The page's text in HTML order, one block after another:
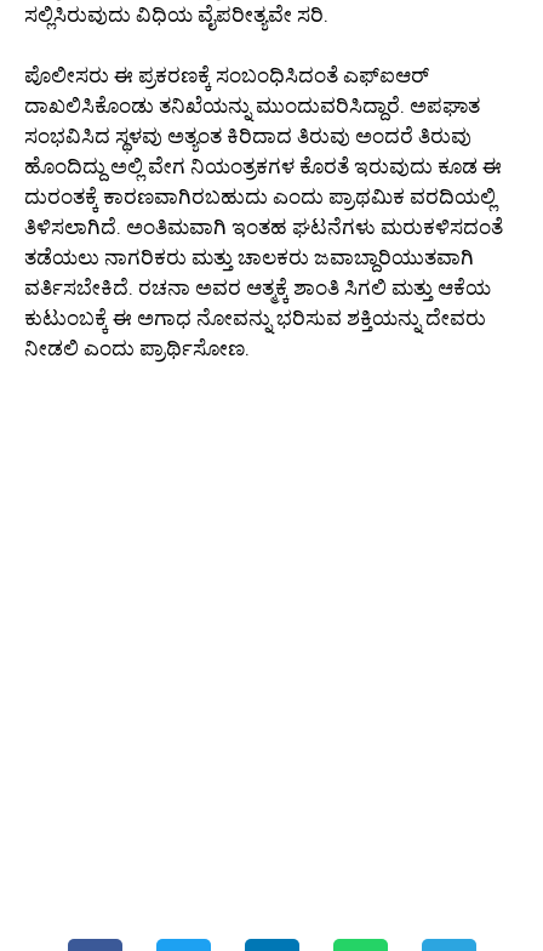
ಸಲ್ಲಿಸಿರುವುದು ವಿಧಿಯ ವೈಪರೀತ್ಯವೇ ಸರಿ.
ಪೊಲೀಸರು ಈ ಪ್ರಕರಣಕ್ಕೆ ಸಂಬಂಧಿಸಿದಂತೆ ಎಫ್‌ಐಆರ್
ದಾಖಲಿಸಿಕೊಂಡು ತನಿಖೆಯನ್ನು ಮುಂದುವರಿಸಿದ್ದಾರೆ. ಅಪಘಾತ
ಸಂಭವಿಸಿದ ಸ್ಥಳವು ಅತ್ಯಂತ ಕಿರಿದಾದ ತಿರುವು ಅಂದರೆ ತಿರುವು
ಹೊಂದಿದ್ದು ಅಲ್ಲಿ ವೇಗ ನಿಯಂತ್ರಕಗಳ ಕೊರತೆ ಇರುವುದು ಕೂಡ ಈ
ದುರಂತಕ್ಕೆ ಕಾರಣವಾಗಿರಬಹುದು ಎಂದು ಪ್ರಾಥಮಿಕ ವರದಿಯಲ್ಲಿ
ತಿಳಿಸಲಾಗಿದೆ. ಅಂತಿಮವಾಗಿ ಇಂತಹ ಘಟನೆಗಳು ಮರುಕಳಿಸದಂತೆ
ತಡೆಯಲು ನಾಗರಿಕರು ಮತ್ತು ಚಾಲಕರು ಜವಾಬ್ದಾರಿಯುತವಾಗಿ
ವರ್ತಿಸಬೇಕಿದೆ. ರಚನಾ ಅವರ ಆತ್ಮಕ್ಕೆ ಶಾಂತಿ ಸಿಗಲಿ ಮತ್ತು ಆಕೆಯ
ಕುಟುಂಬಕ್ಕೆ ಈ ಅಗಾಧ ನೋವನ್ನು ಭರಿಸುವ ಶಕ್ತಿಯನ್ನು ದೇವರು
ನೀಡಲಿ ಎಂದು ಪ್ರಾರ್ಥಿಸೋಣ.